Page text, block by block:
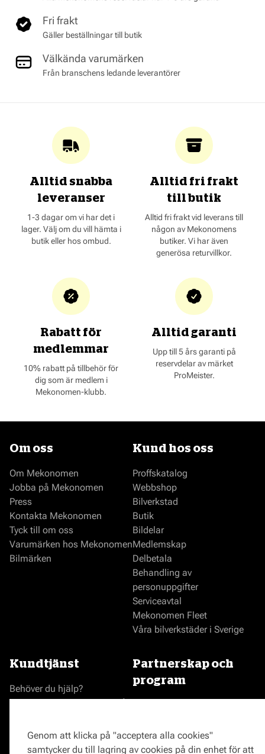
Fri frakt
Gäller beställningar till butik
Välkända varumärken
Från branschens ledande leverantörer
Alltid snabba
leveranser
1-3 dagar om vi har det i
lager. Välj om du vill hämta i
butik eller hos ombud.
Alltid fri frakt
till butik
Alltid fri frakt vid leverans till
någon av Mekonomens
butiker. Vi har även
generösa returvillkor.
Rabatt för
medlemmar
10% rabatt på tillbehör för
dig som är medlem i
Mekonomen-klubb.
Alltid garanti
Upp till 5 års garanti på
reservdelar av märket
ProMeister.
Om oss
Om Mekonomen
Jobba på Mekonomen
Press
Kontakta Mekonomen
Tyck till om oss
Varumärken hos Mekonomen
Bilmärken
Kund hos oss
Proffskatalog
Webbshop
Bilverkstad
Butik
Bildelar
Medlemskap
Delbetala
Behandling av
personuppgifter
Serviceavtal
Mekonomen Fleet
Våra bilverkstäder i Sverige
Kundtjänst
Behöver du hjälp?
Frågor om verkstäder?
Partnerskap och
program
Prisgaranti
Vägassistans
Genom att klicka på "acceptera alla cookies"
samtycker du till lagring av cookies på din enhet för att